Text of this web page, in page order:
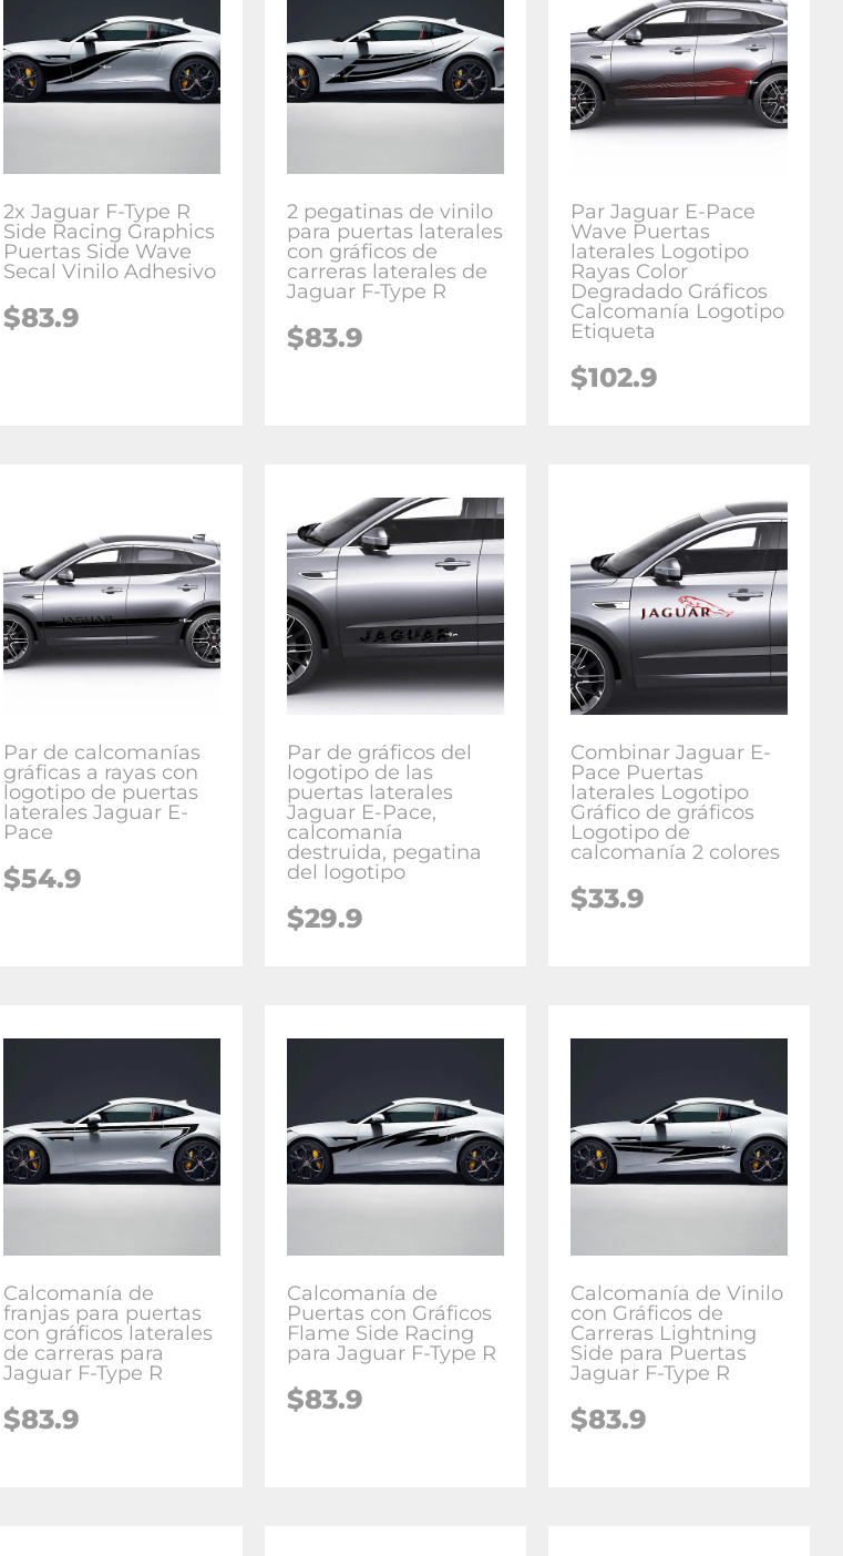
2x Jaguar F-Type R
Side Racing Graphics
Puertas Side Wave
Secal Vinilo Adhesivo
$83.9
2 pegatinas de vinilo
para puertas laterales
con gráficos de
carreras laterales de
Jaguar F-Type R
$83.9
Par Jaguar E-Pace
Wave Puertas
laterales Logotipo
Rayas Color
Degradado Gráficos
Calcomanía Logotipo
Etiqueta
$102.9
Par de calcomanías
gráficas a rayas con
logotipo de puertas
laterales Jaguar E-
Pace
$54.9
Par de gráficos del
logotipo de las
puertas laterales
Jaguar E-Pace,
calcomanía
destruida, pegatina
del logotipo
$29.9
Combinar Jaguar E-
Pace Puertas
laterales Logotipo
Gráfico de gráficos
Logotipo de
calcomanía 2 colores
$33.9
Calcomanía de
franjas para puertas
con gráficos laterales
de carreras para
Jaguar F-Type R
$83.9
Calcomanía de
Puertas con Gráficos
Flame Side Racing
para Jaguar F-Type R
$83.9
Calcomanía de Vinilo
con Gráficos de
Carreras Lightning
Side para Puertas
Jaguar F-Type R
$83.9